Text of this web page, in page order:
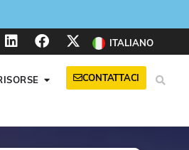
ITALIANO
CONTATTACI